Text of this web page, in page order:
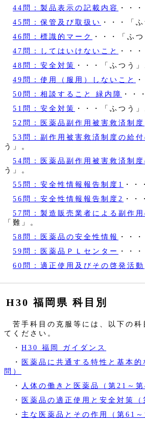
44問：製品表示の記載内容
・・
45問：保管及び取扱い ・・・「
46問：標識的マーク
・・・「ふつ
47問：してはいけないこと
・・
48問：安全対策 ・・・「ふつう」
49問：使用（服用）しないこと
50問：相談すること 緑内障 ・・
51問：安全対策 ・・・「ふつう」
52問：医薬品副作用被害救済制度
53問：副作用被害救済制度の給付
う」。
54問：医薬品副作用被害救済制度
う」。
55問：安全性情報報告制度1
・・
56問：安全性情報報告制度2 ・・
57問：製造販売業者による副作
「難」。
58問：医薬品の安全性情報
・・
59問：医薬品ＰＬセンター
・・
60問：適正使用及びその啓発活動
H30 福岡県 科目別
苦手科目の克服等には、以下の科
てください。
・ H30 福岡 ガイダンス
・
医薬品に共通する特性と基本
問）
・
人体の働きと医薬品（第21～第
・
医薬品の適正使用と安全対策（
・ 主な医薬品とその作用（第61～